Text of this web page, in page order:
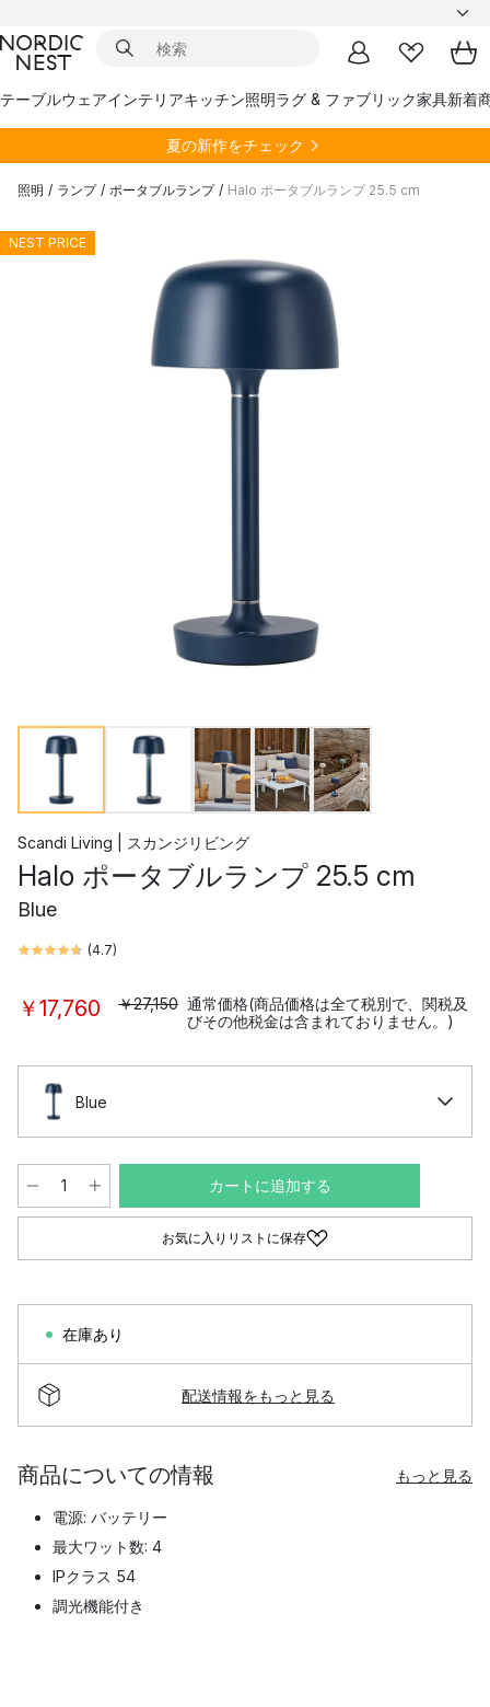
テーブルウェアインテリアキッチン照明ラグ & ファブリック家具新着
夏の新作をチェック
照明 / ランプ / ポータブルランプ / Halo ポータブルランプ 25.5 cm
NEST PRICE
Scandi Living | スカンジリビング
Halo ポータブルランプ 25.5 cm
Blue
(4.7)
￥17,760 ￥27,150 通常価格(商品価格は全て税別で、関税及
びその他税金は含まれておりません。)
Blue
カートに追加する
お気に入りリストに保存
在庫あり
配送情報をもっと見る
商品についての情報 もっと見る
電源: バッテリー
最大ワット数: 4
IPクラス 54
調光機能付き